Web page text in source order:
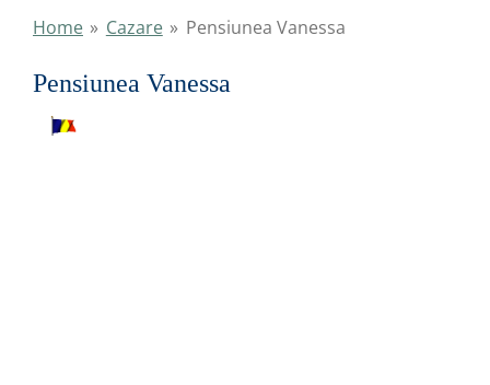
Home » Cazare » Pensiunea Vanessa
Pensiunea Vanessa